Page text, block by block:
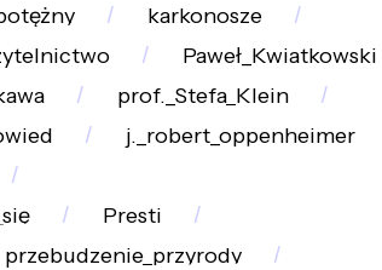
karkonosze
Paweł_Kwiatkowski
prof._Stefa_Klein
j._robert_oppenheimer
Presti
przebudzenie_przyrody